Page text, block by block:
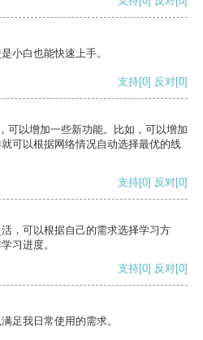
小白也能快速上手。
支持[0] 反对[0]
可以增加一些新功能。比如，可以增加
可以根据网络情况自动选择最优的线
支持[0] 反对[0]
，可以根据自己的需求选择学习方
习进度。
支持[0] 反对[0]
足我日常使用的需求。